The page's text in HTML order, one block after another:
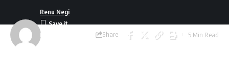
Last updated:
Renu Negi
Share 5 Min Read